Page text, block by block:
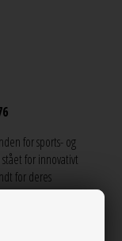
for sports- og
for innovativt
for deres
til sportsentusiaster og
præsentere et
tidløst design med